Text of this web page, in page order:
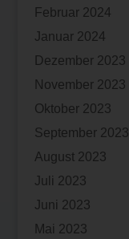
Februar 2024
Januar 2024
Dezember 2023
November 2023
Oktober 2023
September 2023
August 2023
Juli 2023
Juni 2023
Mai 2023